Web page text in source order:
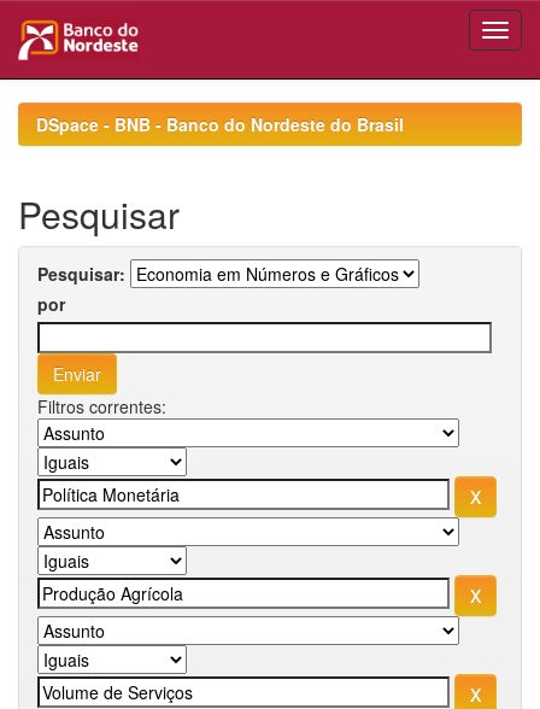
navigationDSpace - BNB - Banco do Nordeste do Brasil
Pesquisar
Pesquisar:
por
Filtros correntes: